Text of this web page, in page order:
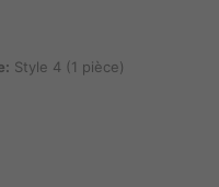
4 (1 pièce)
Style 4 (1 pièce)